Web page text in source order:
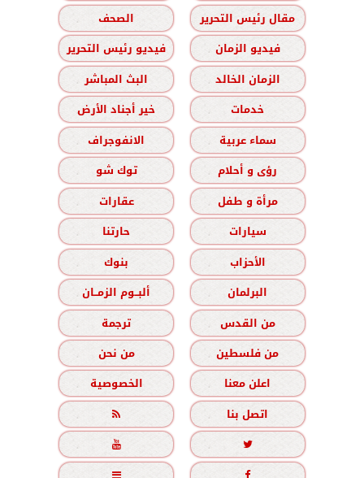
مقال رئيس التحرير
الصحف
فيديو الزمان
فيديو رئيس التحرير
الزمان الخالد
البث المباشر
خدمات
خير أجناد الأرض
سماء عربية
الانفوجراف
رؤى و أحلام
توك شو
مرأة و طفل
عقارات
سيارات
حارتنا
الأحزاب
بنوك
البرلمان
ألبــوم الزمــان
من القدس
ترجمة
من فلسطين
من نحن
اعلن معنا
الخصوصية
اتصل بنا


